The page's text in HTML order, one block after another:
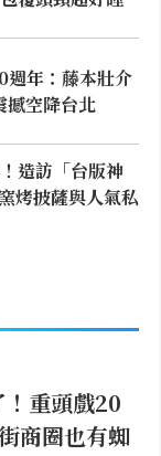
週年：藤本壯介
撼空降台北
造訪「台版神
烤披薩與人氣私
重頭戲20
商圈也有蜘